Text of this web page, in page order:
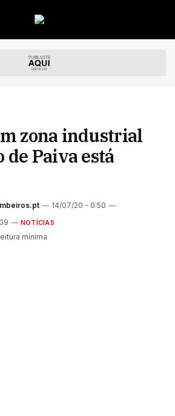
zona industrial
de Paiva está
14/07/20 - 0:50
NOTÍCIAS
mínima